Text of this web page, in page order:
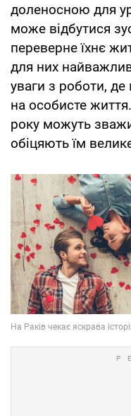
доленосною для
може відбутися
переверне їхнє
для них
уваги з роботи, де
на особисте
року можуть
обіцяють їм